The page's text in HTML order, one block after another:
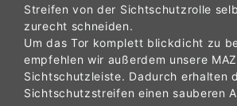
Streifen von der Sichtschutzrolle
zurecht schneiden.
Um das Tor komplett blickdicht zu
empfehlen wir außerdem unsere
Sichtschutzleiste. Dadurch erhalten
Sichtschutzstreifen einen sauberen